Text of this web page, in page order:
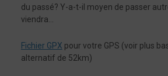
du passé? Y-a-t-il moyen de passer
viendra…
Fichier GPX pour votre GPS (voir plus
alternatif de 52km)